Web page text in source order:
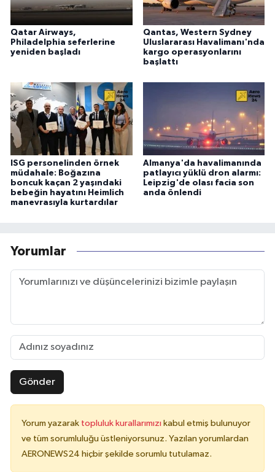
Qatar Airways,
Philadelphia seferlerine
yeniden başladı
Qantas, Western Sydney
Uluslararası Havalimanı'nda
kargo operasyonlarını
başlattı
ISG personelinden örnek
müdahale: Boğazına
boncuk kaçan 2 yaşındaki
bebeğin hayatını Heimlich
manevrasıyla kurtardılar
Almanya'da havalimanında
patlayıcı yüklü dron alarmı:
Leipzig'de olası facia son
anda önlendi
Yorumlar
Gönder
Yorum yazarak topluluk kurallarımızı kabul etmiş bulunuyor
ve tüm sorumluluğu üstleniyorsunuz. Yazılan yorumlardan
AERONEWS24 hiçbir şekilde sorumlu tutulamaz.